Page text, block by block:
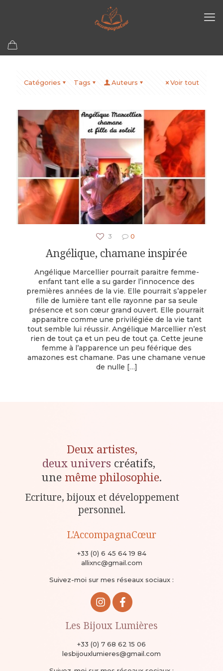
Catégories Tags Auteurs Voir tout
3 0
Angélique, chamane inspirée
Angélique Marcellier pourrait paraitre femme-
enfant tant elle a su garder l’innocence des
premières années de la vie. Elle pourrait s’appeler
fille de lumière tant elle rayonne par sa seule
présence et son cœur grand ouvert. Elle pourrait
apparaitre comme une privilégiée de la vie tant
tout semble lui réussir. Angélique Marcellier n’est
rien de tout ça et un peu de tout ça. Cette jeune
femme à l’apparence un peu féérique des
amazones est chamane. Pas une chamane venue
de nulle […]
Deux artistes,
deux univers créatifs,
une même philosophie.
Ecriture, bijoux et développement
personnel.
L'AccompagnaCœur
+33 (0) 6 45 64 19 84
allixnc@gmail.com
Suivez-moi sur mes réseaux sociaux :
Les Bijoux Lumières
+33 (0) 7 68 62 15 06
lesbijouxlumieres@gmail.com